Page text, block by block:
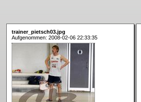
trainer_pietsch03.jpg
Aufgenommen: 2008-02-06 22:33:35